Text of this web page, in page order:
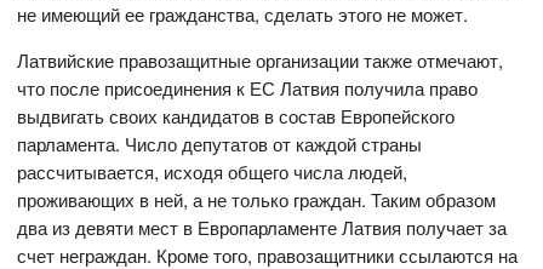
не имеющий ее гражданства, сделать этого не может.
Латвийские правозащитные организации также отмечают,
что после присоединения к ЕС Латвия получила право
выдвигать своих кандидатов в состав Европейского
парламента. Число депутатов от каждой страны
рассчитывается, исходя общего числа людей,
проживающих в ней, а не только граждан. Таким образом
два из девяти мест в Европарламенте Латвия получает за
счет неграждан. Кроме того, правозащитники ссылаются на